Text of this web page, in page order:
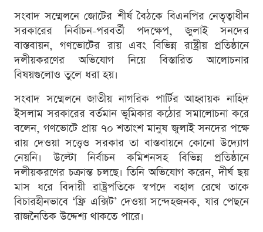
সংবাদ সম্মেলনে জোটের শীর্ষ বৈঠকে বিএনপির নেতৃত্বাধীন
সরকারের নির্বাচন-পরবর্তী পদক্ষেপ, জুলাই সনদের
বাস্তবায়ন, গণভোটের রায় এবং বিভিন্ন রাষ্ট্রীয় প্রতিষ্ঠানে
দলীয়করণের অভিযোগ নিয়ে বিস্তারিত আলোচনার
বিষয়গুলোও তুলে ধরা হয়।
সংবাদ সম্মেলনে জাতীয় নাগরিক পার্টির আহ্বায়ক নাহিদ
ইসলাম সরকারের বর্তমান ভূমিকার কঠোর সমালোচনা করে
বলেন, গণভোটে প্রায় ৭০ শতাংশ মানুষ জুলাই সনদের পক্ষে
রায় দেওয়া সত্ত্বেও সরকার তা বাস্তবায়নে কোনো উদ্যোগ
নেয়নি। উল্টো নির্বাচন কমিশনসহ বিভিন্ন প্রতিষ্ঠানে
দলীয়করণের চক্রান্ত চলছে। তিনি অভিযোগ করেন, দীর্ঘ ছয়
মাস ধরে বিদায়ী রাষ্ট্রপতিকে স্বপদে বহাল রেখে তাকে
বিচারহীনভাবে ‘ফ্রি এক্সিট’ দেওয়া সন্দেহজনক, যার পেছনে
রাজনৈতিক উদ্দেশ্য থাকতে পারে।